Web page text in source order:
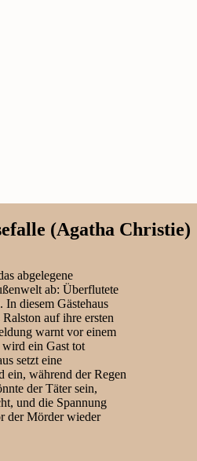
(Agatha Christie)
abgelegene
ab: Überflutete
In diesem Gästehaus
auf ihre ersten
warnt vor einem
ein Gast tot
setzt eine
ein, während der Regen
der Täter sein,
und die Spannung
der Mörder wieder